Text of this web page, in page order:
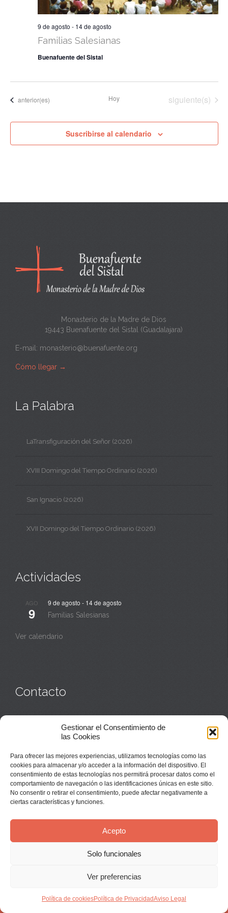
Gestionar el Consentimiento de
las Cookies
Para ofrecer las mejores experiencias, utilizamos tecnologías como las
cookies para almacenar y/o acceder a la información del dispositivo. El
consentimiento de estas tecnologías nos permitirá procesar datos como el
comportamiento de navegación o las identificaciones únicas en este sitio.
No consentir o retirar el consentimiento, puede afectar negativamente a
ciertas características y funciones.
Acepto
Solo funcionales
Ver preferencias
Política de cookiesPolítica de PrivacidadAviso Legal
Familias Salesianas
9 de agosto - 14 de agosto
Buenafuente del Sistal
Eventos
anterior(es) Hoy Eventos
siguiente(s)
Suscribirse al calendario
Monasterio de la Madre de Dios
19443 Buenafuente del Sistal (Guadalajara)
E-mail: monasterio@buenafuente.org
Cómo llegar →
La Palabra
LaTransfiguración del Señor (2026)
XVIII Domingo del Tiempo Ordinario (2026)
San Ignacio (2026)
XVII Domingo del Tiempo Ordinario (2026)
Actividades
AGO
9
9 de agosto - 14 de agosto
Familias Salesianas
Ver calendario
Contacto
Casa de acogida:609 423 521o949 835 058
Parroquia y sacerdotes:949 835 111
Monasterio:monasterio@buenafuente.org
Información:informacion@buenafuente.org
Casa de acogida:
acogida@buenafuente.org
Ángel Moreno:angel@buenafuente.org
© Buenafuente del Sistal 2025 |
↑
Síguenos en Youtube:Instala nuestra App: